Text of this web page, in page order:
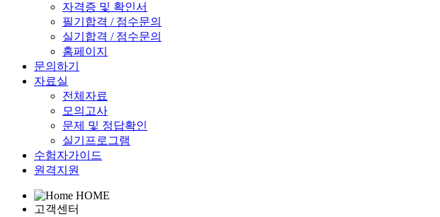
자격증 및 확인서
필기합격 / 점수문의
실기합격 / 점수문의
홈페이지
문의하기
자료실
전체자료
모의고사
문제 및 정답확인
실기프로그램
수험자가이드
원격지원
HOME
고객센터